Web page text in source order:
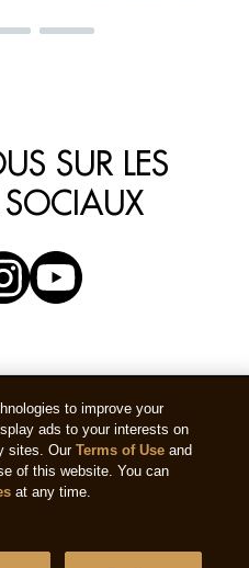
SUR LES
SOCIAUX
to improve your
ads to your interests on
sites. Our Terms of Useand
of this website. You can
at any time.